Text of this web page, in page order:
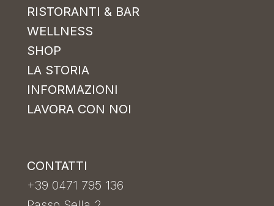
RISTORANTI & BAR
WELLNESS
SHOP
LA STORIA
INFORMAZIONI
LAVORA CON NOI
CONTATTI
+39 0471 795 136